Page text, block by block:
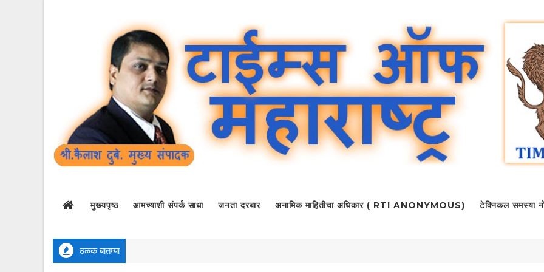
मुख्यपृष्ठ आमच्याशी संपर्क साधा जनता दरबार अनामिक माहितीचा अधिकार ( RTI ANONYMOUS) टेक्निकल समस्या
ठळक बातम्या